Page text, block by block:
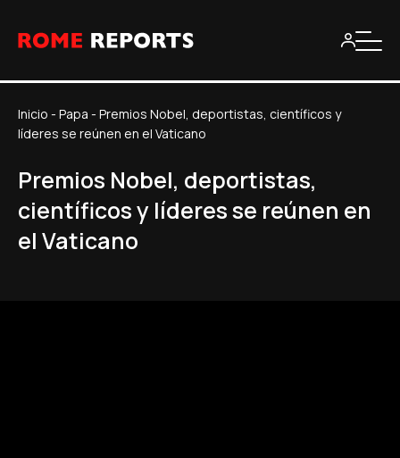
Inicio - Papa - Premios Nobel, deportistas, científicos y
líderes se reúnen en el Vaticano
Premios Nobel, deportistas,
científicos y líderes se reúnen en
el Vaticano